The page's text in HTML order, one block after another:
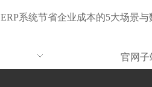
ERP系统节省企业成本的5大场景与
官网